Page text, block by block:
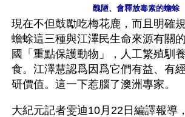
醜陋、會釋放毒素的蟾蜍
現在不但鼓勵吃梅花鹿，而且明確
蟾蜍這三種與江澤民生命來源有關
國「重點保護動物」，人工繁殖馴
食。江澤慧認爲因爲它們有益、有
研價值。這一下惹腦了澳洲專家。
大紀元記者雯迪10月22日編譯報導